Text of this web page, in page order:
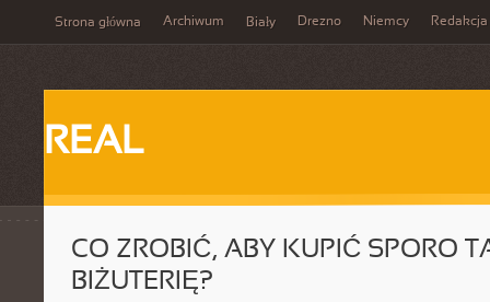
Strona główna Archiwum Biały Drezno Niemcy Redakcja
REAL
CO ZROBIĆ, ABY KUPIĆ SPORO
BIŻUTERIĘ?